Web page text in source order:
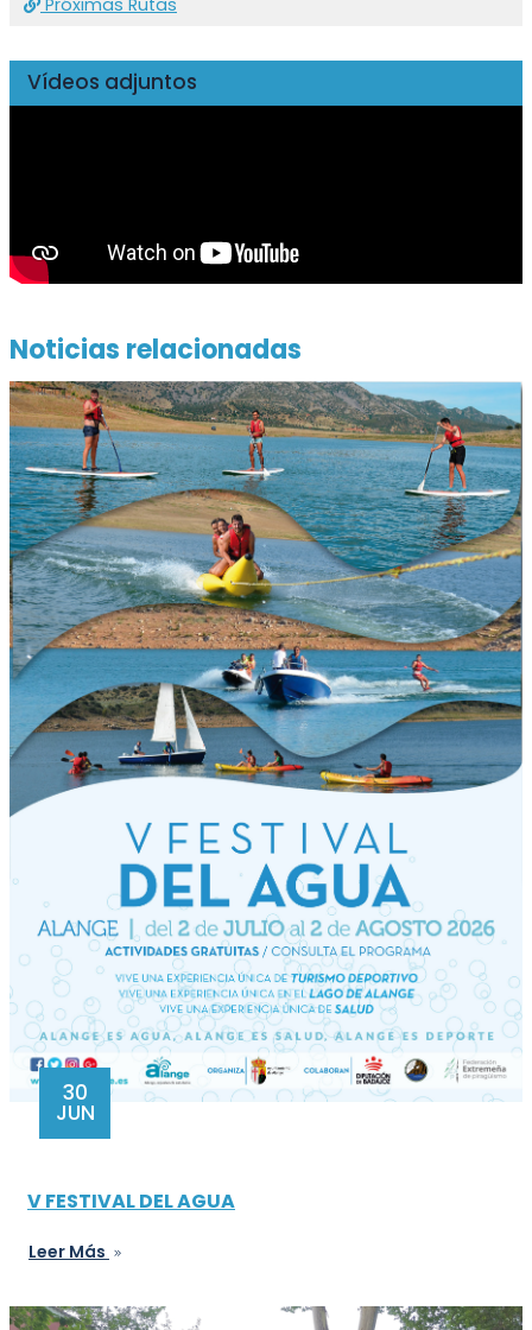
Vídeos adjuntos
Noticias relacionadas
30
JUN
V FESTIVAL DEL AGUA
Leer Más